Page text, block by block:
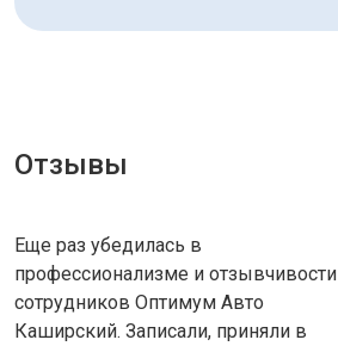
Отзывы
Еще раз убедилась в
профессионализме и отзывчивости
сотрудников Оптимум Авто
Каширский. Записали, приняли в